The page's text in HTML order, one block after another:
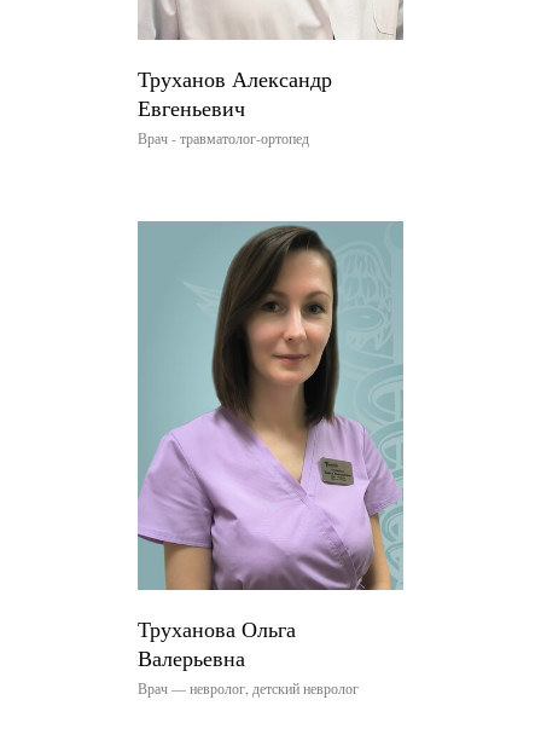
Труханов Александр
Евгеньевич
Врач - травматолог-ортопед
Труханова Ольга
Валерьевна
Врач — невролог, детский невролог